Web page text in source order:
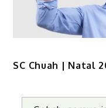
SC Chuah | Natal